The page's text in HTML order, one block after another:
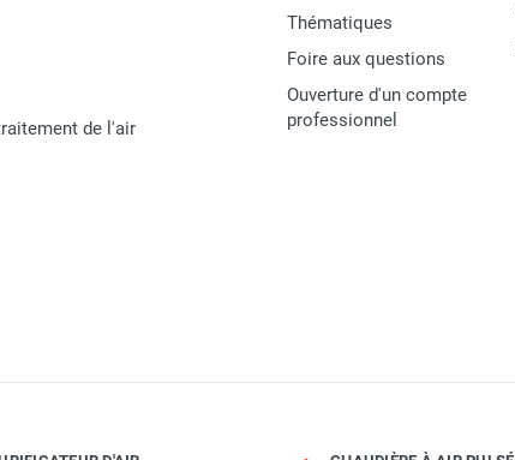
de l'air
Thématiques
Foire aux questions
Ouverture d'un compte
professionnel